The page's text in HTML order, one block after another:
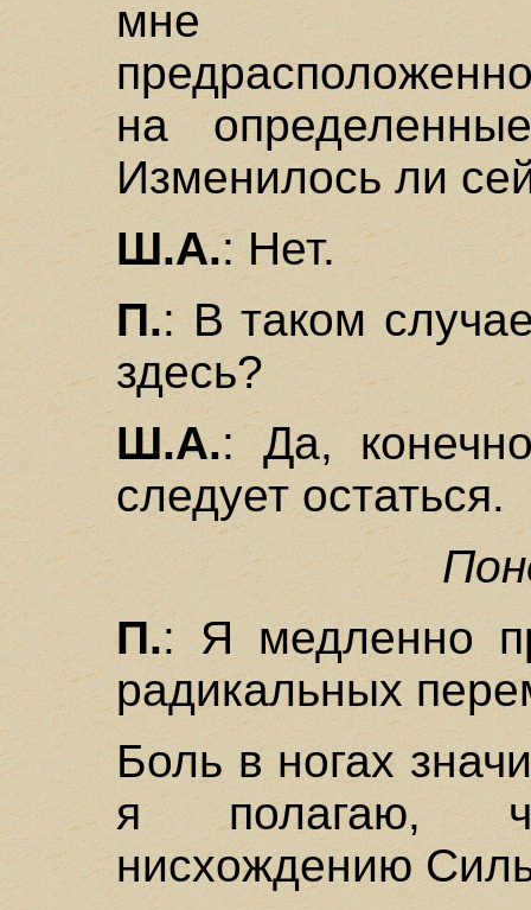
мне
на
Изменилось ли
Ш.А.: Нет.
П.: В таком
здесь?
Ш.А.: Да,
следует остаться.
П.: Я медленно
радикальных
Боль в ногах
я полагаю,
нисхождению